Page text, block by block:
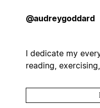
@audreygoddard
I dedicate my
reading,